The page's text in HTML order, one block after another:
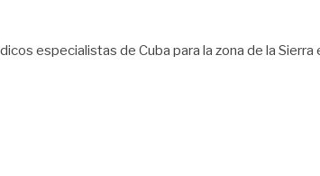
especialistas de Cuba para la zona de la